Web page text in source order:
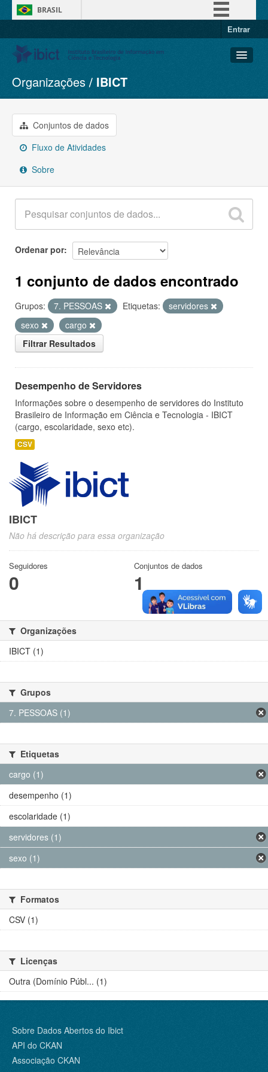
BRASIL
Entrar
Conjuntos de dados
Organizações
Grupos
Sobre
Organizações IBICT
Conjuntos de dados
Fluxo de Atividades
Sobre
Ordenar por
1 conjunto de dados encontrado
Grupos: 7. PESSOAS Etiquetas:
servidores
sexo
cargo
Filtrar Resultados
Desempenho de Servidores
Informações sobre o desempenho de servidores do Instituto
Brasileiro de Informação em Ciência e Tecnologia - IBICT
(cargo, escolaridade, sexo etc).
CSV
IBICT
Não há descrição para essa organização
Seguidores
0
Conjuntos de dados
1
Organizações
IBICT (1)
Grupos
7. PESSOAS (1)
Etiquetas
cargo (1)
desempenho (1)
escolaridade (1)
servidores (1)
sexo (1)
Formatos
CSV (1)
Licenças
Outra (Domínio Públ... (1)
Sobre Dados Abertos do Ibict
API do CKAN
Associação CKAN